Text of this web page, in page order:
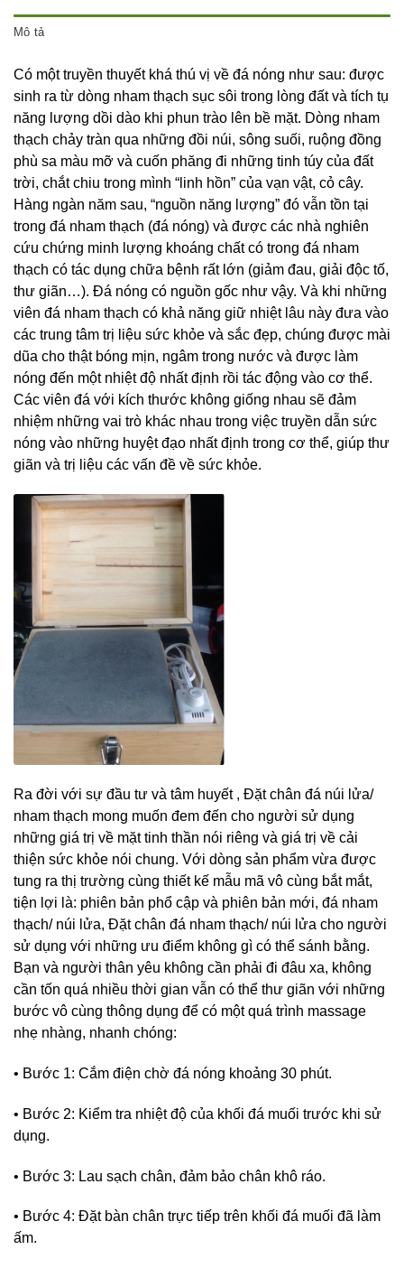
Mô tả
Có một truyền thuyết khá thú vị về đá nóng như sau: được
sinh ra từ dòng nham thạch sục sôi trong lòng đất và tích tụ
năng lượng dồi dào khi phun trào lên bề mặt. Dòng nham
thạch chảy tràn qua những đồi núi, sông suối, ruộng đồng
phù sa màu mỡ và cuốn phăng đi những tinh túy của đất
trời, chắt chiu trong mình “linh hồn” của vạn vật, cỏ cây.
Hàng ngàn năm sau, “nguồn năng lượng” đó vẫn tồn tại
trong đá nham thạch (đá nóng) và được các nhà nghiên
cứu chứng minh lượng khoáng chất có trong đá nham
thạch có tác dụng chữa bệnh rất lớn (giảm đau, giải độc tố,
thư giãn…). Đá nóng có nguồn gốc như vậy. Và khi những
viên đá nham thạch có khả năng giữ nhiệt lâu này đưa vào
các trung tâm trị liệu sức khỏe và sắc đẹp, chúng được mài
dũa cho thật bóng mịn, ngâm trong nước và được làm
nóng đến một nhiệt độ nhất định rồi tác động vào cơ thể.
Các viên đá với kích thước không giống nhau sẽ đảm
nhiệm những vai trò khác nhau trong việc truyền dẫn sức
nóng vào những huyệt đạo nhất định trong cơ thể, giúp thư
giãn và trị liệu các vấn đề về sức khỏe.
Ra đời với sự đầu tư và tâm huyết , Đặt chân đá núi lửa/
nham thạch mong muốn đem đến cho người sử dụng
những giá trị về mặt tinh thần nói riêng và giá trị về cải
thiện sức khỏe nói chung. Với dòng sản phẩm vừa được
tung ra thị trường cùng thiết kế mẫu mã vô cùng bắt mắt,
tiện lợi là: phiên bản phổ cập và phiên bản mới, đá nham
thạch/ núi lửa, Đặt chân đá nham thạch/ núi lửa cho người
sử dụng với những ưu điểm không gì có thể sánh bằng.
Bạn và người thân yêu không cần phải đi đâu xa, không
cần tốn quá nhiều thời gian vẫn có thể thư giãn với những
bước vô cùng thông dụng để có một quá trình massage
nhẹ nhàng, nhanh chóng:
• Bước 1: Cắm điện chờ đá nóng khoảng 30 phút.
• Bước 2: Kiểm tra nhiệt độ của khối đá muối trước khi sử
dụng.
• Bước 3: Lau sạch chân, đảm bảo chân khô ráo.
• Bước 4: Đặt bàn chân trực tiếp trên khối đá muối đã làm
ấm.